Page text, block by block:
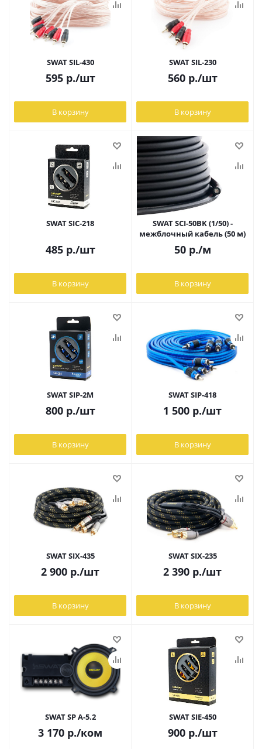
SWAT SIL-430
595р./шт
В корзину
SWAT SIL-230
560р./шт
В корзину
SWAT SIC-218
485р./шт
В корзину
SWAT SCI-50BK (1/50) -
межблочный кабель (50 м)
50р./м
В корзину
SWAT SIP-2M
800р./шт
В корзину
SWAT SIP-418
1 500 р./шт
В корзину
SWAT SIX-435
2 900 р./шт
В корзину
SWAT SIX-235
2 390 р./шт
В корзину
SWAT SP A-5.2
3 170 р./ком
SWAT SIE-450
900р./шт